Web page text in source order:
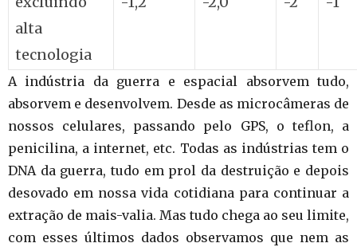
alta
tecnologia
A indústria da guerra e espacial absorvem tudo,
absorvem e desenvolvem. Desde as microcâmeras de
nossos celulares, passando pelo GPS, o teflon, a
penicilina, a internet, etc. Todas as indústrias tem o
DNA da guerra, tudo em prol da destruição e depois
desovado em nossa vida cotidiana para continuar a
extração de mais-valia. Mas tudo chega ao seu limite,
com esses últimos dados observamos que nem as